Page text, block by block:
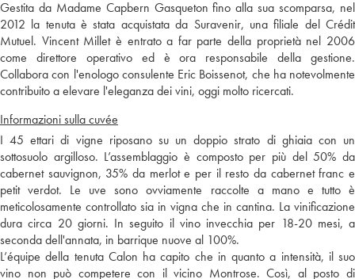
Gestita da Madame Capbern Gasqueton fino alla sua scomparsa, nel
2012 la tenuta è stata acquistata da Suravenir, una filiale del Crédit
Mutuel. Vincent Millet è entrato a far parte della proprietà nel 2006
come direttore operativo ed è ora responsabile della gestione.
Collabora con l'enologo consulente Eric Boissenot, che ha notevolmente
contribuito a elevare l'eleganza dei vini, oggi molto ricercati.
Informazioni sulla cuvée
I 45 ettari di vigne riposano su un doppio strato di ghiaia con un
sottosuolo argilloso. L’assemblaggio è composto per più del 50% da
cabernet sauvignon, 35% da merlot e per il resto da cabernet franc e
petit verdot. Le uve sono ovviamente raccolte a mano e tutto è
meticolosamente controllato sia in vigna che in cantina. La vinificazione
dura circa 20 giorni. In seguito il vino invecchia per 18-20 mesi, a
seconda dell'annata, in barrique nuove al 100%.
L’équipe della tenuta Calon ha capito che in quanto a intensità, il suo
vino non può competere con il vicino Montrose. Così, al posto di